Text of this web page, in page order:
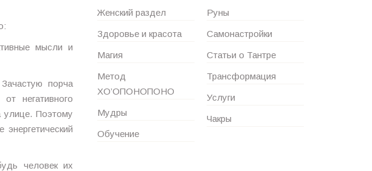
мысли и
порча
негативного
улице. Поэтому
человек их
Женский раздел
Здоровье и красота
Магия
Метод
ХО’ОПОНОПОНО
Мудры
Обучение
Руны
Самонастройки
Статьи о Тантре
Трансформация
Услуги
Чакры